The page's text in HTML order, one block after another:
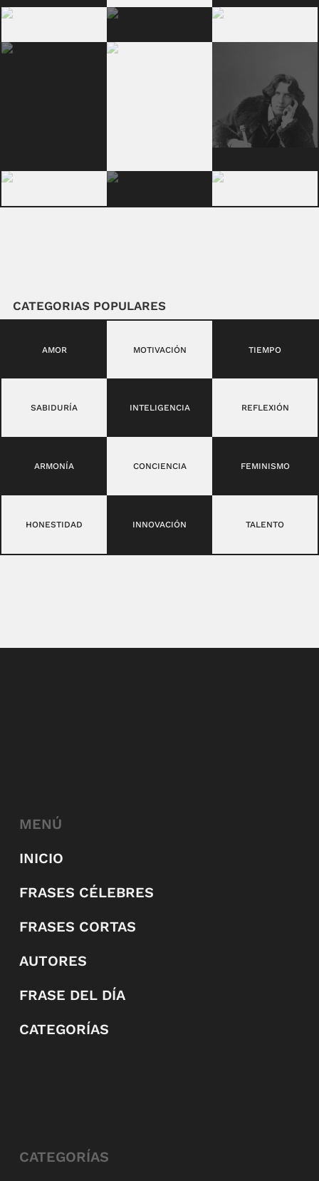
CATEGORIAS POPULARES
AMOR MOTIVACIÓN TIEMPO
SABIDURÍA INTELIGENCIA REFLEXIÓN
ARMONÍA CONCIENCIA FEMINISMO
HONESTIDAD INNOVACIÓN TALENTO
MENÚ
INICIO
FRASES CÉLEBRES
FRASES CORTAS
AUTORES
FRASE DEL DÍA
CATEGORÍAS
CATEGORÍAS